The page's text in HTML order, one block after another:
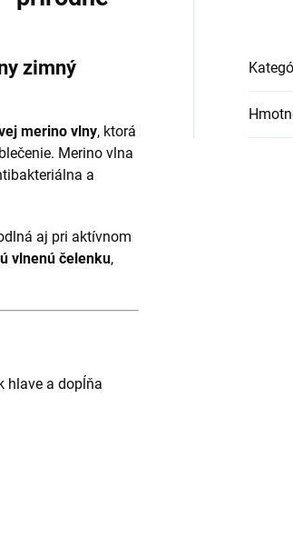
zimný
merino vlny, ktorá
Merino vlna
a
aj pri aktívnom
vlnenú čelenku,
hlave a dopĺňa